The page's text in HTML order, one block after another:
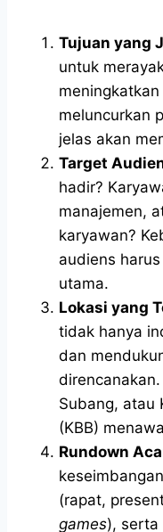
Tujuan yang
untuk
meluncurkan
jelas akan
Target
hadir?
manajemen,
karyawan?
audiens
utama.
Lokasi yang
tidak hanya
dan
Subang, atau
(KBB)
Rundown
(rapat,
games), serta